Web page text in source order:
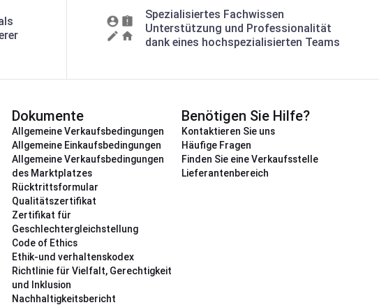
Spezialisiertes Fachwissen
Unterstützung und Professionalität
dank eines hochspezialisierten Teams
Dokumente
Allgemeine Verkaufsbedingungen
Allgemeine Einkaufsbedingungen
Allgemeine Verkaufsbedingungen
des Marktplatzes
Rücktrittsformular
Qualitätszertifikat
Zertifikat für
Geschlechtergleichstellung
Code of Ethics
Ethik-und verhaltenskodex
Richtlinie für Vielfalt, Gerechtigkeit
und Inklusion
Nachhaltigkeitsbericht
Benötigen Sie Hilfe?
Kontaktieren Sie uns
Häufige Fragen
Finden Sie eine Verkaufsstelle
Lieferantenbereich